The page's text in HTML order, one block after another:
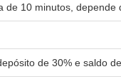
de 10 minutos, depende
de 30% e saldo